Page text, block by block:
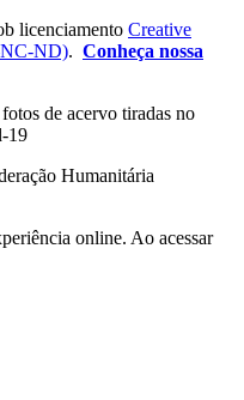
licenciamento Creative
NC-ND). Conheça nossa
de acervo tiradas no
19
Humanitária
online. Ao acessar